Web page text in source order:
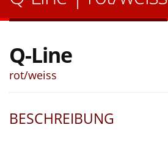
Q-Line
rot/weiss
BESCHREIBUNG